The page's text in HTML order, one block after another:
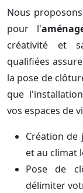
Nous
pour l'
créativité et
qualifiées
la pose de
que
vos espaces de
Création de
et au climat
Pose de
délimiter